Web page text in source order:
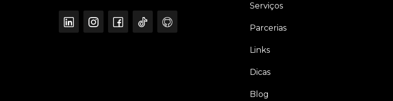
Serviços
Parcerias
Links
Dicas
Blog